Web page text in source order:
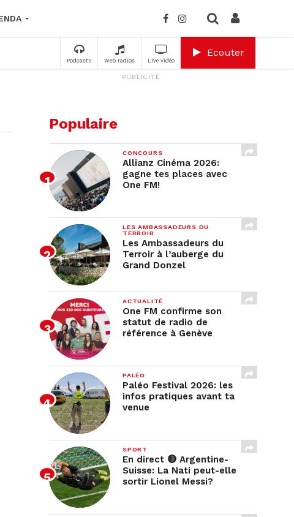
Podcasts Web radios Live vidéo
Ecouter
PUBLICITÉ
Populaire
CONCOURS
Allianz Cinéma 2026:
gagne tes places avec
One FM!
LES AMBASSADEURS DU
TERROIR
Les Ambassadeurs du
Terroir à l’auberge du
Grand Donzel
ACTUALITÉ
One FM confirme son
statut de radio de
référence à Genève
PALÉO
Paléo Festival 2026: les
infos pratiques avant ta
venue
SPORT
En direct 🔴 Argentine-
Suisse: La Nati peut-elle
sortir Lionel Messi?